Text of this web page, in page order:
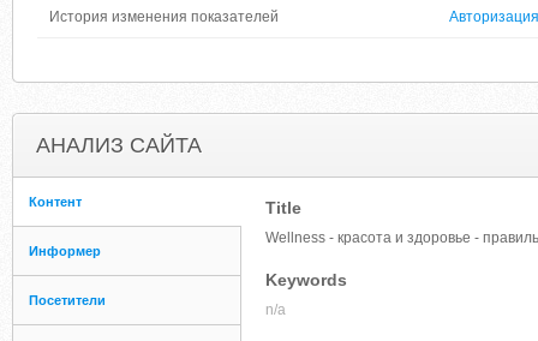
История изменения показателей Авторизация
АНАЛИЗ САЙТА
Контент
Информер
Посетители
Title
Wellness - красота и здоровье -
Keywords
n/a